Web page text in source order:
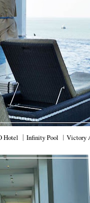
Hotel ｜Infinity Pool ︱Victory